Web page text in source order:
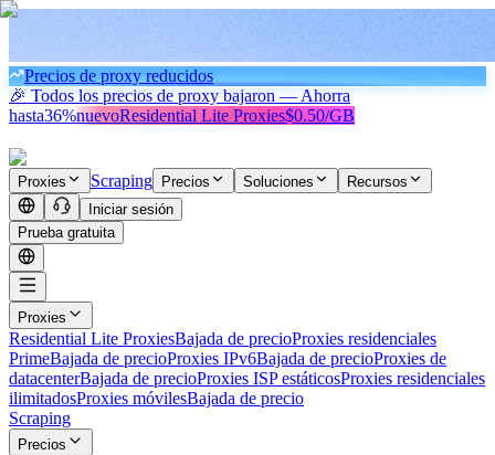
Precios de proxy reducidos
🎉 Todos los precios de proxy bajaron — Ahorra
hasta36%nuevoResidential Lite Proxies$0.50/GB
Proxies Scraping Precios Soluciones
Recursos
Iniciar sesión
Prueba gratuita
Proxies
Residential Lite ProxiesBajada de precioProxies residenciales
PrimeBajada de precioProxies IPv6Bajada de precioProxies de
datacenterBajada de precioProxies ISP estáticosProxies residenciales
ilimitadosProxies móvilesBajada de precio
Scraping
Precios